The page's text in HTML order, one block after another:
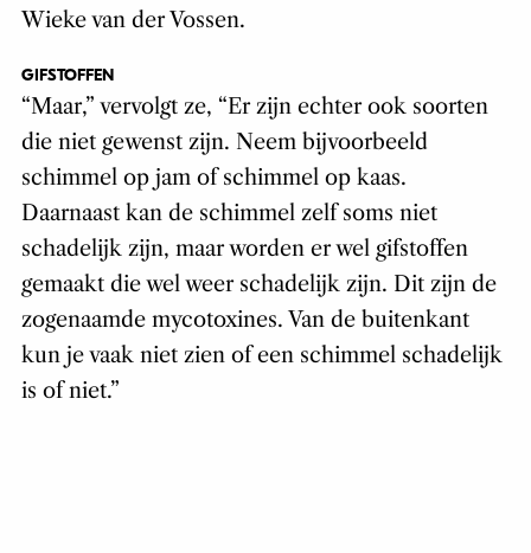
Wieke van der Vossen.
GIFSTOFFEN
“Maar,” vervolgt ze, “Er zijn echter ook soorten
die niet gewenst zijn. Neem bijvoorbeeld
schimmel op jam of schimmel op kaas.
Daarnaast kan de schimmel zelf soms niet
schadelijk zijn, maar worden er wel gifstoffen
gemaakt die wel weer schadelijk zijn. Dit zijn de
zogenaamde mycotoxines. Van de buitenkant
kun je vaak niet zien of een schimmel schadelijk
is of niet.”